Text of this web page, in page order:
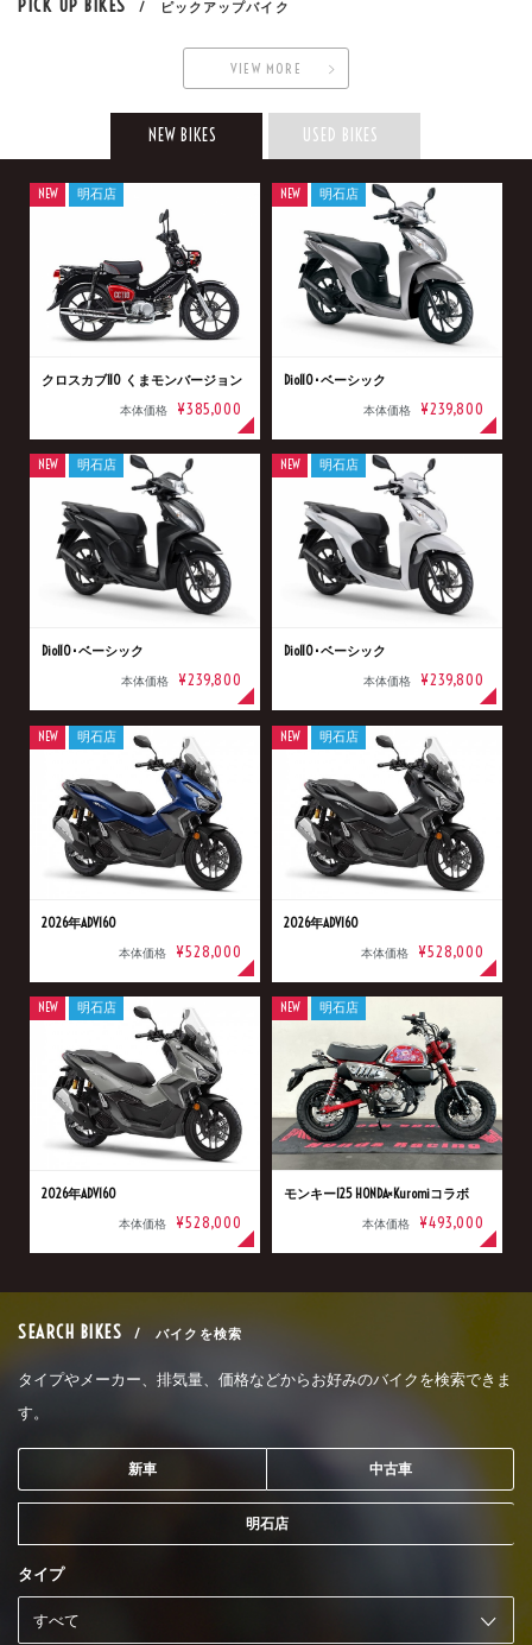
PICK UP BIKES / ピックアップバイク
VIEW MORE
NEW BIKES USED BIKES
クロスカブ110 くまモンバージョン
本体価格 ¥385,000
NEW 明石店
Dio110･ベーシック
本体価格 ¥239,800
NEW 明石店
Dio110･ベーシック
本体価格 ¥239,800
NEW 明石店
Dio110･ベーシック
本体価格 ¥239,800
NEW 明石店
2026年ADV160
本体価格 ¥528,000
NEW 明石店
2026年ADV160
本体価格 ¥528,000
NEW 明石店
2026年ADV160
本体価格 ¥528,000
NEW 明石店
モンキー125 HONDA×Kuromiコラボ
本体価格 ¥493,000
NEW 明石店
SEARCH BIKES / バイクを検索
タイプやメーカー、排気量、価格などからお好みのバイクを検索できま
す。
新車 中古車
明石店
タイプ